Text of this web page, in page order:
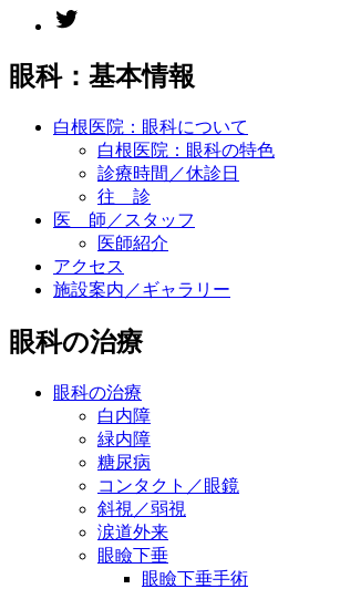
twitter
眼科：基本情報
白根医院：眼科について
白根医院：眼科の特色
診療時間／休診日
往 診
医 師／スタッフ
医師紹介
アクセス
施設案内／ギャラリー
眼科の治療
眼科の治療
白内障
緑内障
糖尿病
コンタクト／眼鏡
斜視／弱視
涙道外来
眼瞼下垂
眼瞼下垂手術